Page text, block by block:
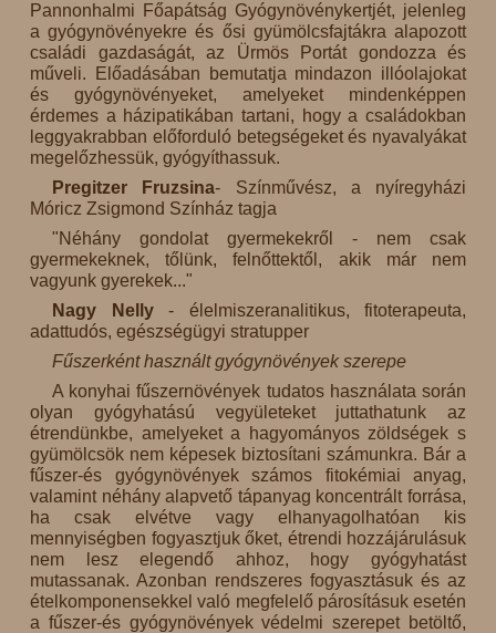
Pannonhalmi Főapátság Gyógynövénykertjét, jelenleg
a gyógynövényekre és ősi gyümölcsfajtákra alapozott
családi gazdaságát, az Ürmös Portát gondozza és
műveli. Előadásában bemutatja mindazon illóolajokat
és gyógynövényeket, amelyeket mindenképpen
érdemes a házipatikában tartani, hogy a családokban
leggyakrabban előforduló betegségeket és nyavalyákat
megelőzhessük, gyógyíthassuk.
Pregitzer Fruzsina- Színművész, a nyíregyházi
Móricz Zsigmond Színház tagja
"Néhány gondolat gyermekekről - nem csak
gyermekeknek, tőlünk, felnőttektől, akik már nem
vagyunk gyerekek..."
Nagy Nelly- élelmiszeranalitikus, fitoterapeuta,
adattudós, egészségügyi stratupper
Fűszerként használt gyógynövények szerepe
A konyhai fűszernövények tudatos használata során
olyan gyógyhatású vegyületeket juttathatunk az
étrendünkbe, amelyeket a hagyományos zöldségek s
gyümölcsök nem képesek biztosítani számunkra. Bár a
fűszer-és gyógynövények számos fitokémiai anyag,
valamint néhány alapvető tápanyag koncentrált forrása,
ha csak elvétve vagy elhanyagolhatóan kis
mennyiségben fogyasztjuk őket, étrendi hozzájárulásuk
nem lesz elegendő ahhoz, hogy gyógyhatást
mutassanak. Azonban rendszeres fogyasztásuk és az
ételkomponensekkel való megfelelő párosításuk esetén
a fűszer-és gyógynövények védelmi szerepet betöltő,